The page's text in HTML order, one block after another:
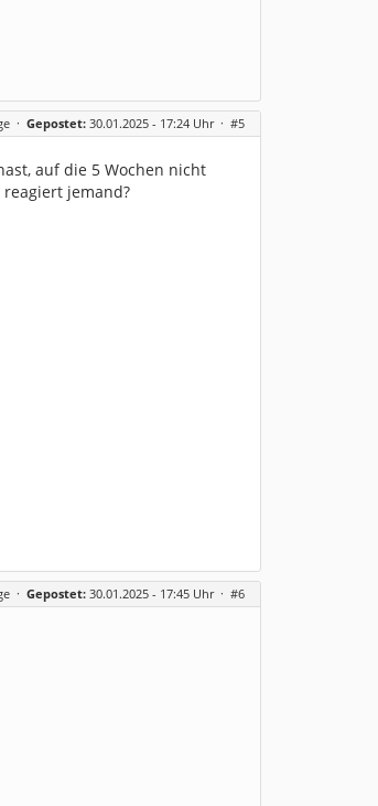
· Gepostet: 30.01.2025 - 17:24 Uhr · #5
auf die 5 Wochen nicht
jemand?
· Gepostet: 30.01.2025 - 17:45 Uhr · #6